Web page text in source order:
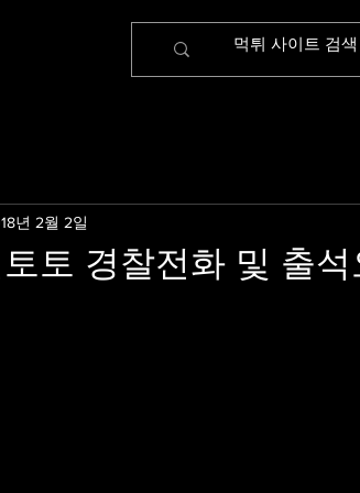
토 경찰전화 및 출
년 2월 2일